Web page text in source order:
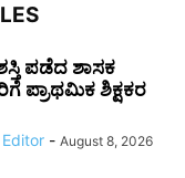
ಪಡೆದ ಶಾಸಕ
ಪ್ರಾಥಮಿಕ ಶಿಕ್ಷಕರ
- August 8, 2026